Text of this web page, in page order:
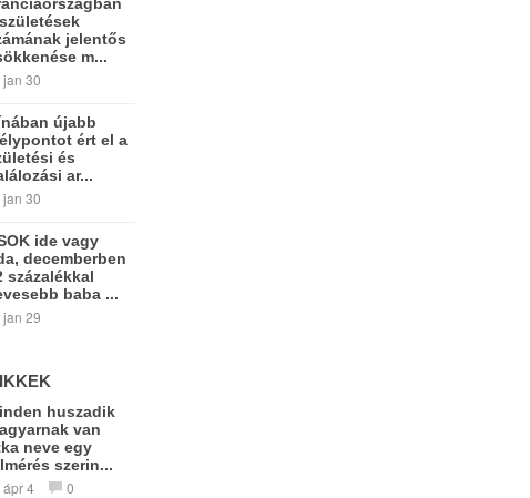
jelentős
m...
jan 30
újabb
ért el a
és
ar...
jan 30
ide vagy
decemberben
százalékkal
baba ...
jan 29
huszadik
van
neve egy
szerin...
ápr 4 0